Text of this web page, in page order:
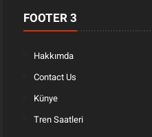
FOOTER 3
Hakkımda
Contact Us
Künye
Tren Saatleri